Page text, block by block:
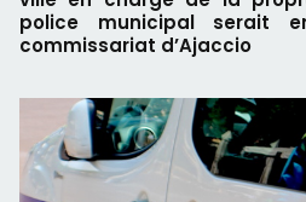
police municipal serait
commissariat d’Ajaccio